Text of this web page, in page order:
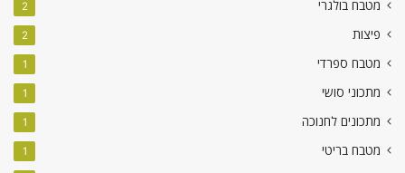
מטבח בולגרי 2
פיצות 2
מטבח ספרדי 1
מתכוני סושי 1
מתכונים לחנוכה 1
מטבח בריטי 1